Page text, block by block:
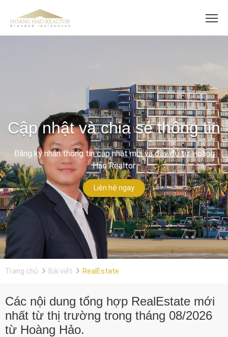
Cập nhật và chia sẻ thông tin
Đăng ký nhận thông tin cập nhật mới và đầy đủ từ Hoàng
Hảo Realtor
Liên hệ ngay
Trang chủ Bài viết RealEstate
Các nội dung tổng hợp RealEstate mới
nhất từ thị trường trong tháng 08/2026
từ Hoàng Hảo.